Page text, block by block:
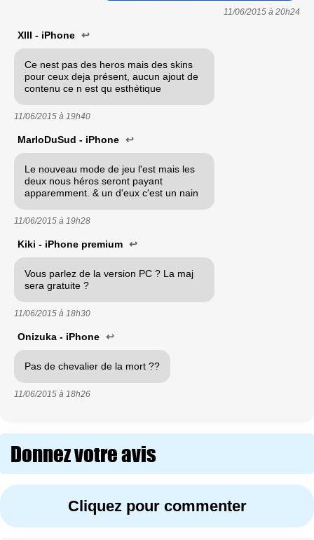
11/06/2015 à 20h24
XIII - iPhone ↩
Ce nest pas des heros mais des skins
pour ceux deja présent, aucun ajout de
contenu ce n est qu esthétique
11/06/2015 à 19h40
MarloDuSud - iPhone ↩
Le nouveau mode de jeu l'est mais les
deux nous héros seront payant
apparemment. & un d'eux c'est un nain
11/06/2015 à 19h28
Kiki - iPhone premium ↩
Vous parlez de la version PC ? La maj
sera gratuite ?
11/06/2015 à 18h30
Onizuka - iPhone ↩
Pas de chevalier de la mort ??
11/06/2015 à 18h26
Donnez votre avis
Cliquez pour commenter